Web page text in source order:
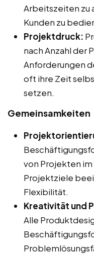
Arbeitszeiten zu
Kunden zu
Projektdruck:
nach Anzahl der
Anforderungen
oft ihre Zeit
setzen.
Gemeinsamkeiten
von Projekten
Projektziele
Flexibilität.
Kreativität und
Alle